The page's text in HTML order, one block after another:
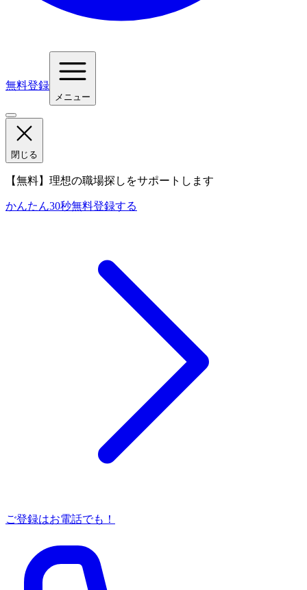
無料登録
メニュー
閉じる
【無料】理想の職場探しをサポートします
かんたん30秒無料登録する
ご登録はお電話でも！